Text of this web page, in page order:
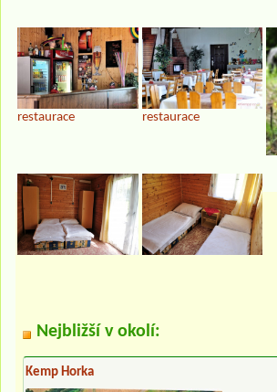
restaurace restaurace
Nejbližší v okolí:
Kemp Horka